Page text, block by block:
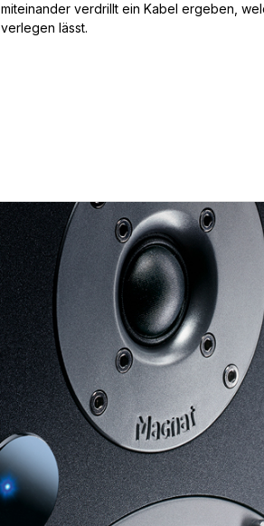
miteinander verdrillt ein Kabel ergeben,
verlegen lässt.